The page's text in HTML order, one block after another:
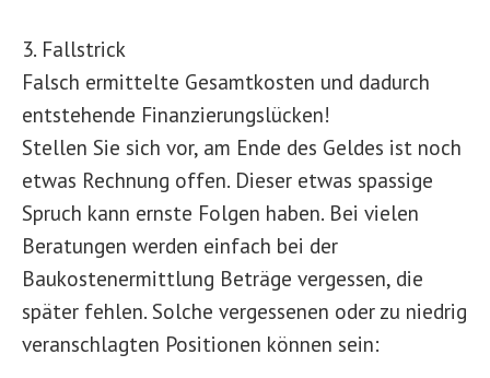
3. Fallstrick
Falsch ermittelte Gesamtkosten und dadurch
entstehende Finanzierungslücken!
Stellen Sie sich vor, am Ende des Geldes ist noch
etwas Rechnung offen. Dieser etwas spassige
Spruch kann ernste Folgen haben. Bei vielen
Beratungen werden einfach bei der
Baukostenermittlung Beträge vergessen, die
später fehlen. Solche vergessenen oder zu niedrig
veranschlagten Positionen können sein: